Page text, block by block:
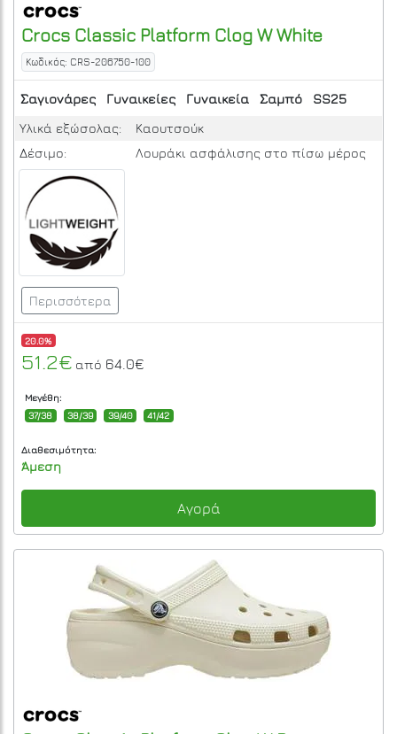
Crocs Classic Platform Clog WWhite
Κωδικός: CRS-206750-100
Σαγιονάρες Γυναικείες Γυναικεία Σαμπό
SS25
Υλικά εξώσολας:
Καουτσούκ
Δέσιμο:
Λουράκι ασφάλισης στο πίσω μέρος
Περισσότερα
20.0%
51.2€ από 64.0€
Μεγέθη:
37/38
38/39 39/40 41/42
Διαθεσιμότητα:
Άμεση
Αγορά